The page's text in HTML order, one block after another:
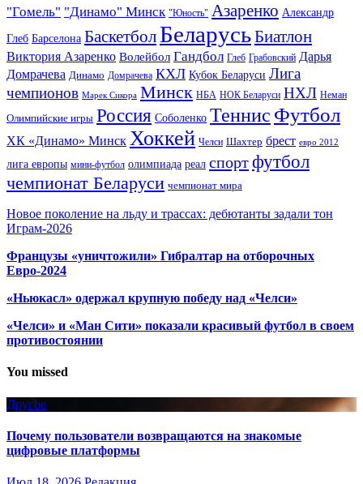
"Гомель" "Динамо" Минск "Юность" Азаренко Александр
Глеб Барселона Баскетбол БеларусьБиатлон
Виктория Азаренко Волейбол Гандбол Глеб Грабовский Дарья
Домрачева Динамо Домрачева КХЛ Кубок Беларуси Лига
чемпионов Марек Сикора Минск НБА НОК Беларуси НХЛ Неман
Олимпийские игры Россия Соболенко Теннис Футбол
ХК «Динамо» Минск Хоккей Челси Шахтер брест евро 2012
лига европы мини-футбол олимпиада реал спортфутбол
чемпионат Беларуси чемпионат мира
Новое поколение на льду и трассах: дебютанты задали тон
Играм-2026
Французы «уничтожили» Гибралтар на отборочных
Евро-2024
«Ньюкасл» одержал крупную победу над «Челси»
«Челси» и «Ман Сити» показали красивый футбол в своем
противостоянии
You missed
Другое
Почему пользователи возвращаются на знакомые
цифровые платформы